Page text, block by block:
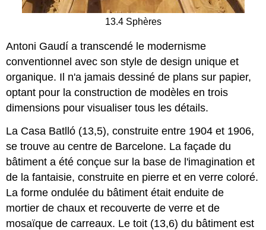
13.4 Sphères
Antoni Gaudí a transcendé le modernisme
conventionnel avec son style de design unique et
organique. Il n'a jamais dessiné de plans sur papier,
optant pour la construction de modèles en trois
dimensions pour visualiser tous les détails.
La Casa Batlló (13,5), construite entre 1904 et 1906,
se trouve au centre de Barcelone. La façade du
bâtiment a été conçue sur la base de l'imagination et
de la fantaisie, construite en pierre et en verre coloré.
La forme ondulée du bâtiment était enduite de
mortier de chaux et recouverte de verre et de
mosaïque de carreaux. Le toit (13,6) du bâtiment est